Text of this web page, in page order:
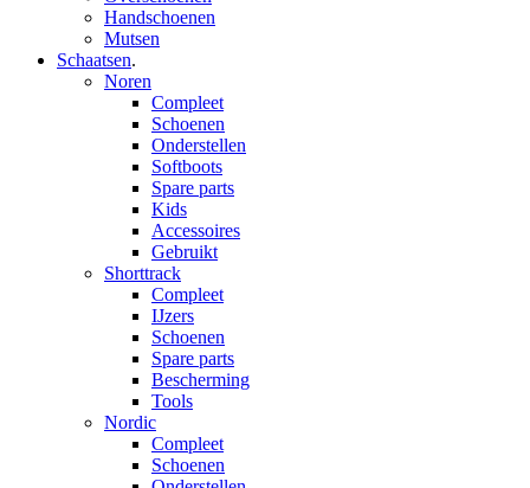
Handschoenen
Mutsen
Schaatsen.
Noren
Compleet
Schoenen
Onderstellen
Softboots
Spare parts
Kids
Accessoires
Gebruikt
Shorttrack
Compleet
IJzers
Schoenen
Spare parts
Bescherming
Tools
Nordic
Compleet
Schoenen